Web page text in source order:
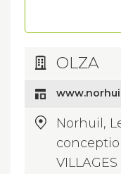
OLZA
Norhuil,
VILLAGES